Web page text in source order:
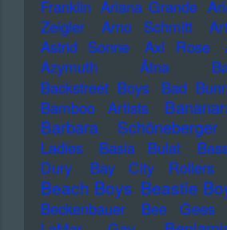
Franklin Ariana Grande
Zeigler
Arno Schmitt
Astrid Sonne
Axl Rose
Azymuth Ätna
Backstreet Boys
Bad
Bamboo Artists
Barbara Schöneberger
Ladies
Basia Bulat
Dury
Bay City Rollers
Beach Boys Beastie
Beckenbauer Bee Gees